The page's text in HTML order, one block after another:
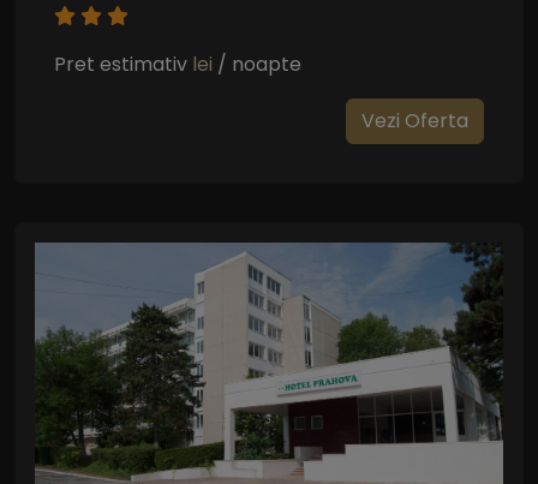
Pret estimativ lei / noapte
Vezi Oferta